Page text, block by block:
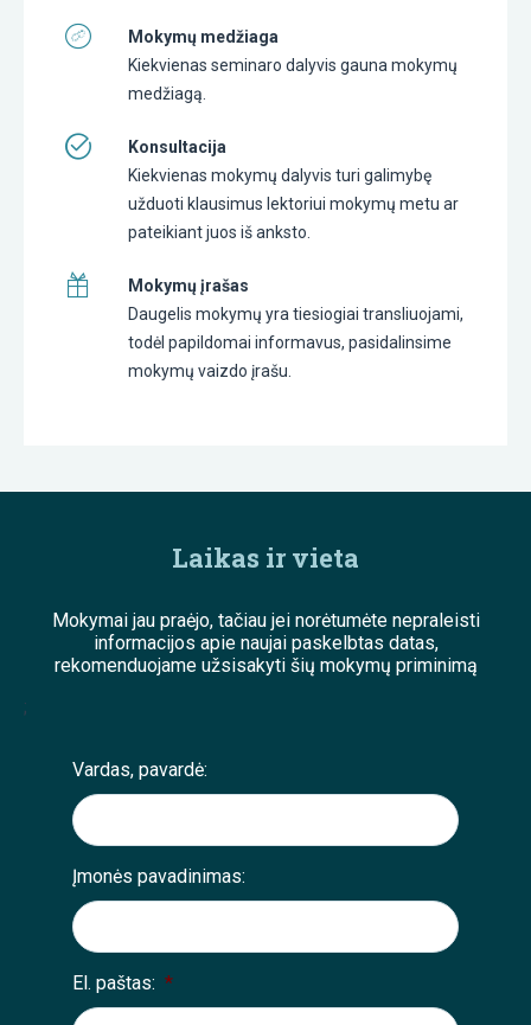
Mokymų medžiaga
Kiekvienas seminaro dalyvis gauna mokymų
medžiagą.
Konsultacija
Kiekvienas mokymų dalyvis turi galimybę
užduoti klausimus lektoriui mokymų metu ar
pateikiant juos iš anksto.
Mokymų įrašas
Daugelis mokymų yra tiesiogiai transliuojami,
todėl papildomai informavus, pasidalinsime
mokymų vaizdo įrašu.
Laikas ir vieta
Mokymai jau praėjo, tačiau jei norėtumėte nepraleisti
informacijos apie naujai paskelbtas datas,
rekomenduojame užsisakyti šių mokymų priminimą
;
Vardas, pavardė:
Įmonės pavadinimas:
El. paštas: *